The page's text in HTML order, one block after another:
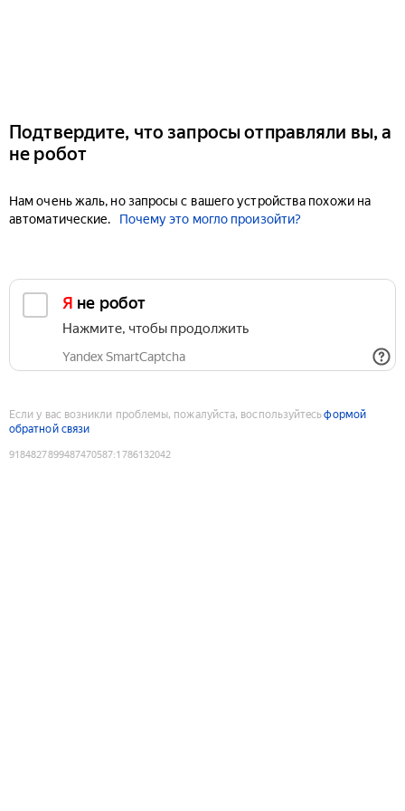
Подтвердите, что запросы отправляли вы, а
не робот
Нам очень жаль, но запросы с вашего устройства похожи на
автоматические.
Почему это могло произойти?
Я не робот
Нажмите, чтобы продолжить
Yandex SmartCaptcha
Если у вас возникли проблемы, пожалуйста, воспользуйтесьформой
обратной связи
9184827899487470587:1786132042